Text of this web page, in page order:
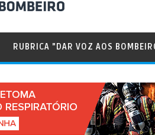
RUBRICA "DAR VOZ AOS